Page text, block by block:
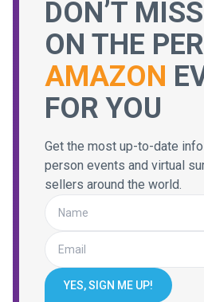
DON’T
ON THE
AMAZON
FOR YOU
Get the most up-to-date
person events and virtual
sellers around the world.
YES, SIGN ME UP!